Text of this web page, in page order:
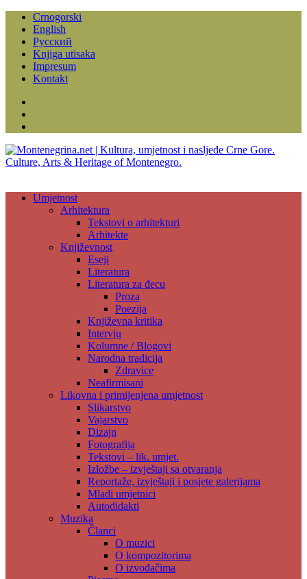
Crnogorski
English
Русский
Knjiga utisaka
Impresum
Kontakt
Umjetnost
Arhitektura
Tekstovi o arhitekturi
Arhitekte
Književnost
Eseji
Literatura
Literatura za đecu
Proza
Poezija
Književna kritika
Intervju
Kolumne / Blogovi
Narodna tradicija
Zdravice
Neafirmisani
Likovna i primijenjena umjetnost
Slikarstvo
Vajarstvo
Dizajn
Fotografija
Tekstovi – lik. umjet.
Izložbe – izvještaji sa otvaranja
Reportaže, izvještaji i posjete galerijama
Mladi umjetnici
Autodidakti
Muzika
Članci
O muzici
O kompozitorima
O izvođačima